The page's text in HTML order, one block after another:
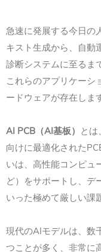
急速に発展する今日の
キスト生成から、自動
診断システムに至るま
これらのアプリケーシ
ードウェアが存在しま
AI PCB（AI基板） と
向けに最適化された
いは、高性能コンピュ
ど）をサポートし、デ
いった極めて厳しい課
現代のAIモデルは、数
つことが多く、非常に